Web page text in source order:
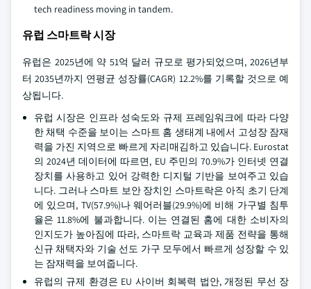
tech readiness moving in tandem.
유럽 스마트락 시장
유럽은 2025년에 약 51억 달러 규모로 평가되었으며, 2026년부
터 2035년까지 연평균 성장률(CAGR) 12.2%를 기록할 것으로 예
상됩니다.
유럽 시장은 인프라 성숙도와 규제 프레임워크에 따라 다양
한 채택 수준을 보이는 스마트 홈 생태계 내에서 고성장 잠재
력을 가진 지역으로 빠르게 자리매김하고 있습니다. Eurostat
의 2024년 데이터에 따르면, EU 주민의 70.9%가 인터넷 연결
장치를 사용하고 있어 강력한 디지털 기반을 보여주고 있습
니다. 그러나 스마트 보안 장치인 스마트락은 아직 초기 단계
에 있으며, TV(57.9%)나 웨어러블(29.9%)에 비해 가구별 침투
율은 11.8%에 불과합니다. 이는 연결된 홈에 대한 소비자의
인지도가 높아짐에 따라, 스마트락 교육과 제품 전략을 통해
신규 채택자와 기술 선도 가구 모두에서 빠르게 성장할 수 있
는 잠재력을 보여줍니다.
유럽의 규제 환경은 EU 사이버 회복력 법안, 개정된 무선 장